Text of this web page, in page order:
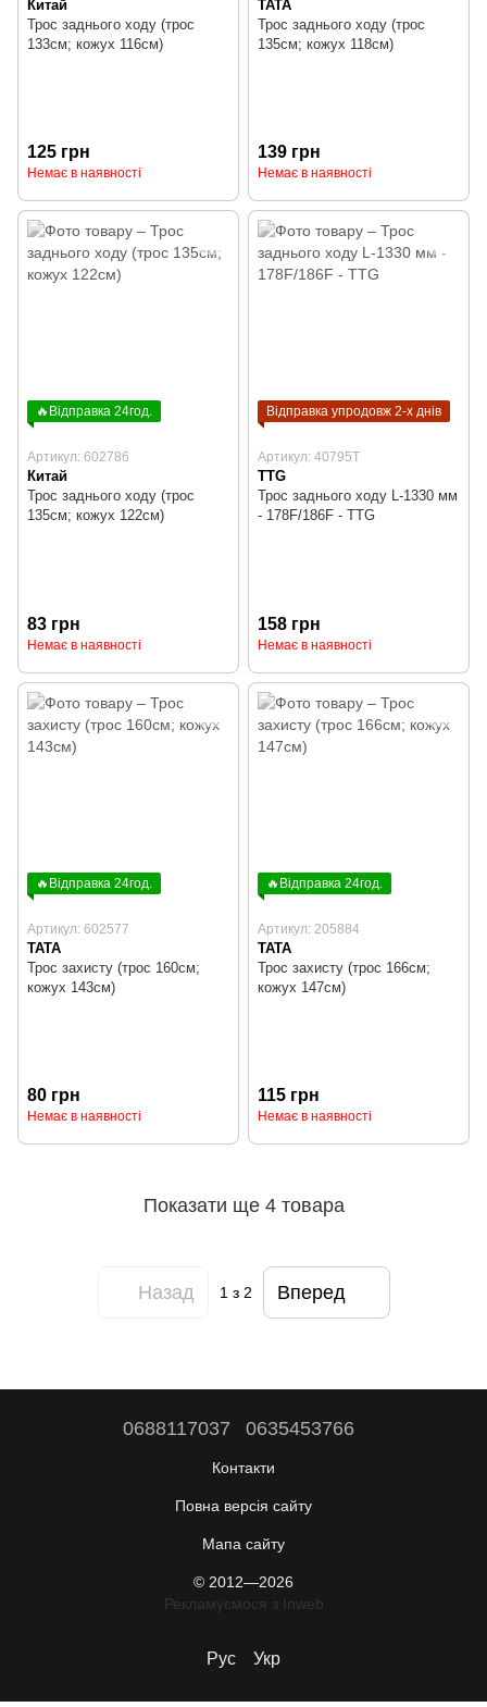
Китай
Трос заднього ходу (трос
133см; кожух 116см)
125 грн
Немає в наявності
TATA
Трос заднього ходу (трос
135см; кожух 118см)
139 грн
Немає в наявності
🔥Відправка 24год.
Артикул: 602786
Китай
Трос заднього ходу (трос
135см; кожух 122см)
83 грн
Немає в наявності
Відправка упродовж 2-х днів
Артикул: 40795T
TTG
Трос заднього ходу L-1330 мм
- 178F/186F - TTG
158 грн
Немає в наявності
🔥Відправка 24год.
Артикул: 602577
ТАТА
Трос захисту (трос 160см;
кожух 143см)
80 грн
Немає в наявності
🔥Відправка 24год.
Артикул: 205884
TATA
Трос захисту (трос 166см;
кожух 147см)
115 грн
Немає в наявності
Показати ще 4 товара
Назад 1з 2 Вперед
0688117037 0635453766
Контакти
Повна версія сайту
Мапа сайту
© 2012—2026
Рекламуємося з Inweb
Рус Укр